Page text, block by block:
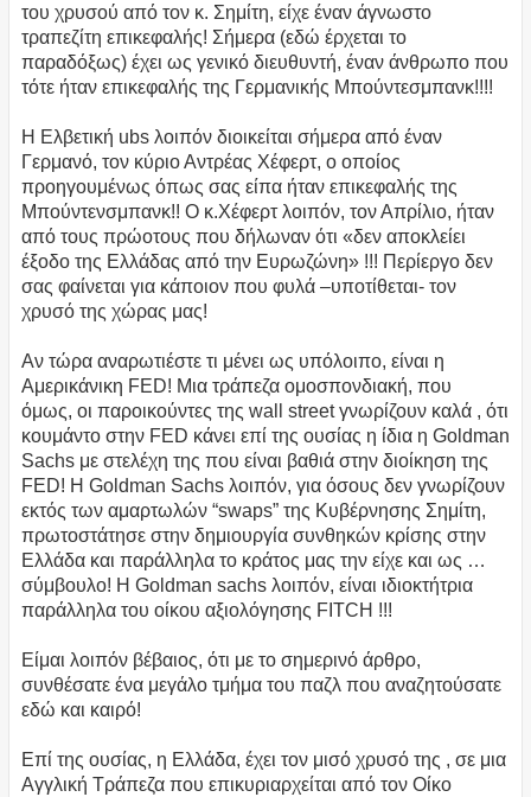
του χρυσού από τον κ. Σημίτη, είχε έναν άγνωστο
τραπεζίτη επικεφαλής! Σήμερα (εδώ έρχεται το
παραδόξως) έχει ως γενικό διευθυντή, έναν άνθρωπο που
τότε ήταν επικεφαλής της Γερμανικής Μπούντεσμπανκ!!!!
Η Ελβετική ubs λοιπόν διοικείται σήμερα από έναν
Γερμανό, τον κύριο Αντρέας Χέφερτ, ο οποίος
προηγουμένως όπως σας είπα ήταν επικεφαλής της
Μπούντενσμπανκ!! Ο κ.Χέφερτ λοιπόν, τον Απρίλιο, ήταν
από τους πρώοτους που δήλωναν ότι «δεν αποκλείει
έξοδο της Ελλάδας από την Ευρωζώνη» !!! Περίεργο δεν
σας φαίνεται για κάποιον που φυλά –υποτίθεται- τον
χρυσό της χώρας μας!
Αν τώρα αναρωτιέστε τι μένει ως υπόλοιπο, είναι η
Αμερικάνικη FED! Μια τράπεζα ομοσπονδιακή, που
όμως, οι παροικούντες της wall street γνωρίζουν καλά , ότι
κουμάντο στην FED κάνει επί της ουσίας η ίδια η Goldman
Sachs με στελέχη της που είναι βαθιά στην διοίκηση της
FED! Η Goldman Sachs λοιπόν, για όσους δεν γνωρίζουν
εκτός των αμαρτωλών “swaps” της Κυβέρνησης Σημίτη,
πρωτοστάτησε στην δημιουργία συνθηκών κρίσης στην
Ελλάδα και παράλληλα το κράτος μας την είχε και ως …
σύμβουλο! Η Goldman sachs λοιπόν, είναι ιδιοκτήτρια
παράλληλα του οίκου αξιολόγησης FITCH !!!
Είμαι λοιπόν βέβαιος, ότι με το σημερινό άρθρο,
συνθέσατε ένα μεγάλο τμήμα του παζλ που αναζητούσατε
εδώ και καιρό!
Επί της ουσίας, η Ελλάδα, έχει τον μισό χρυσό της , σε μια
Αγγλική Τράπεζα που επικυριαρχείται από τον Οίκο